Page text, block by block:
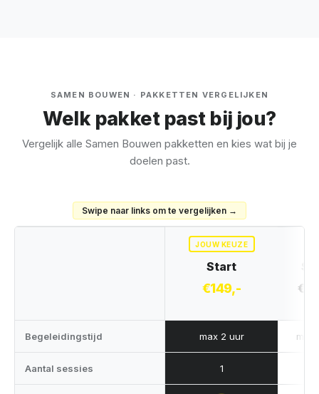
SAMEN BOUWEN · PAKKETTEN VERGELIJKEN
Welk pakket past bij jou?
Vergelijk alle Samen Bouwen pakketten en kies wat bij je
doelen past.
Swipe naar links om te vergelijken →
JOUW KEUZE
Start
€149,-
Begeleidingstijd max 2 uur max
Aantal sessies 1